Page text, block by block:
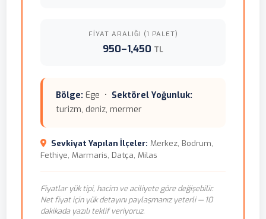
FIYAT ARALIĞI (1 PALET)
950–1,450 TL
Bölge: Ege • Sektörel Yoğunluk:
turizm, deniz, mermer
Sevkiyat Yapılan İlçeler: Merkez, Bodrum,
Fethiye, Marmaris, Datça, Milas
Fiyatlar yük tipi, hacim ve aciliyete göre değişebilir.
Net fiyat için yük detayını paylaşmanız yeterli — 10
dakikada yazılı teklif veriyoruz.